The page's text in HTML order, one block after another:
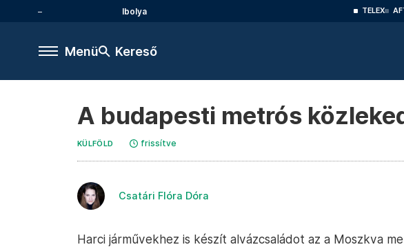
Ibolya TELEX
Menü Kereső
A budapesti metrós
KÜLFÖLD frissítve
Csatári Flóra Dóra
Harci járművekhez is készít alvázcsaládot az a Moszkva